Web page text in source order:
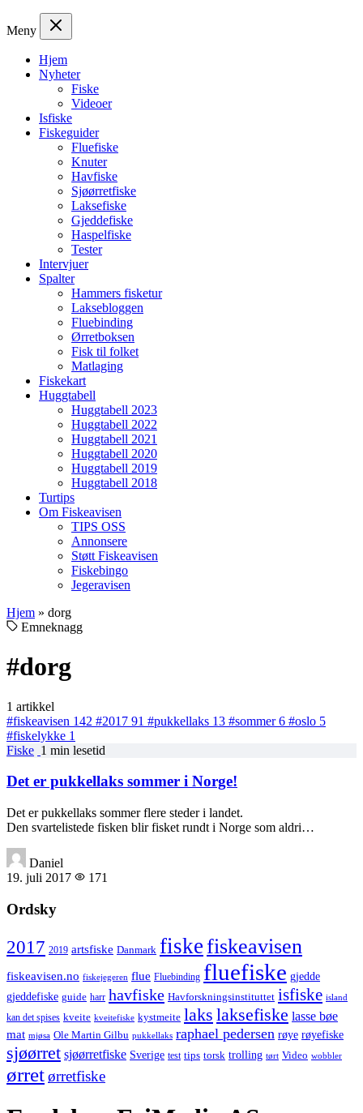
Meny
Hjem
Nyheter
Fiske
Videoer
Isfiske
Fiskeguider
Fluefiske
Knuter
Havfiske
Sjøørretfiske
Laksefiske
Gjeddefiske
Haspelfiske
Tester
Intervjuer
Spalter
Hammers fisketur
Laksebloggen
Fluebinding
Ørretboksen
Fisk til folket
Matlaging
Fiskekart
Huggtabell
Huggtabell 2023
Huggtabell 2022
Huggtabell 2021
Huggtabell 2020
Huggtabell 2019
Huggtabell 2018
Turtips
Om Fiskeavisen
TIPS OSS
Annonsere
Støtt Fiskeavisen
Fiskebingo
Jegeravisen
Hjem » dorg
Emneknagg
#dorg
1 artikkel
#fiskeavisen 142 #2017 91 #pukkellaks 13 #sommer6 #oslo 5
#fiskelykke 1
Fiske 1 min lesetid
Det er pukkellaks sommer i Norge!
Det er pukkellaks sommer flere steder i landet.
Den svartelistede fisken blir fisket rundt i Norge som aldri…
Daniel
19. juli 2017
171
Ordsky
2017 2019 artsfiske Danmark fiskefiskeavisen
fiskeavisen.no fiskejegeren flue Fluebinding fluefiske gjedde
gjeddefiske guide harr havfiske Havforskningsinstituttet isfiske island
kan det spises kveite kveitefiske kystmeite laks laksefiske lasse bøe
mat mjøsa Ole Martin Gilbu pukkellaks raphael pedersen røye røyefiske
sjøørret sjøørretfiske Sverige test tips torsk trolling tørt Video wobbler
ørretørretfiske